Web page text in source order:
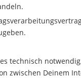
technisch
zwischen Deinem